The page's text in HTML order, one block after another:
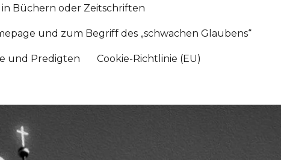
Büchern oder Zeitschriften
und zum Begriff des „schwachen Glaubens“
und Predigten Cookie-Richtlinie (EU)